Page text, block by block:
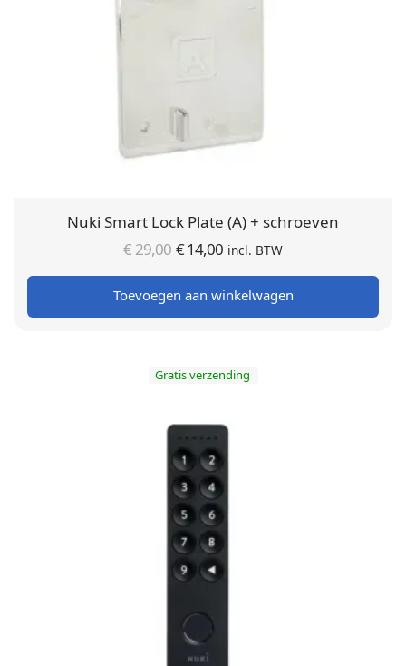
Nuki Smart Lock Plate (A) + schroeven
€29,00Oorspronkelijke
prijs was:
€ 29,00.
€14,00 Huidige
prijs is:
€ 14,00.
incl. BTW
Toevoegen aan winkelwagen
Gratis verzending